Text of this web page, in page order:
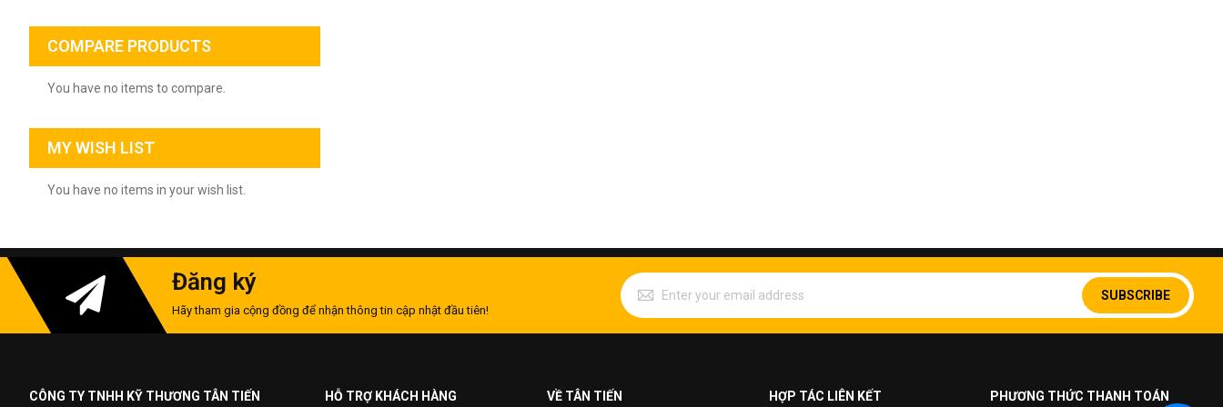
COMPARE PRODUCTS
You have no items to compare.
MY WISH LIST
You have no items in your wish list.
Đăng ký
Hãy tham gia cộng đồng để nhận thông tin cập nhật đầu tiên!
SUBSCRIBE
CÔNG TY TNHH KỸ THƯƠNG TÂN TIẾN HỖ TRỢ KHÁCH HÀNG VỀ TÂN TIẾN HỢP TÁC LIÊN KẾT PHƯƠNG THỨC THANH TOÁN